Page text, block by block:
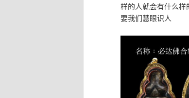
样的人就会有什么样
要我们慧眼识人